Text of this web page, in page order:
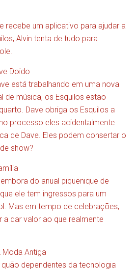
recebe um aplicativo para ajudar a
Alvin tenta de tudo para
Doido
está trabalhando em uma nova
de música, os Esquilos estão
Dave obriga os Esquilos a
processo eles acidentalmente
de Dave. Eles podem consertar o
show?
do anual piquenique de
ele tem ingressos para um
Mas em tempo de celebrações,
a dar valor ao que realmente
Moda Antiga
dependentes da tecnologia